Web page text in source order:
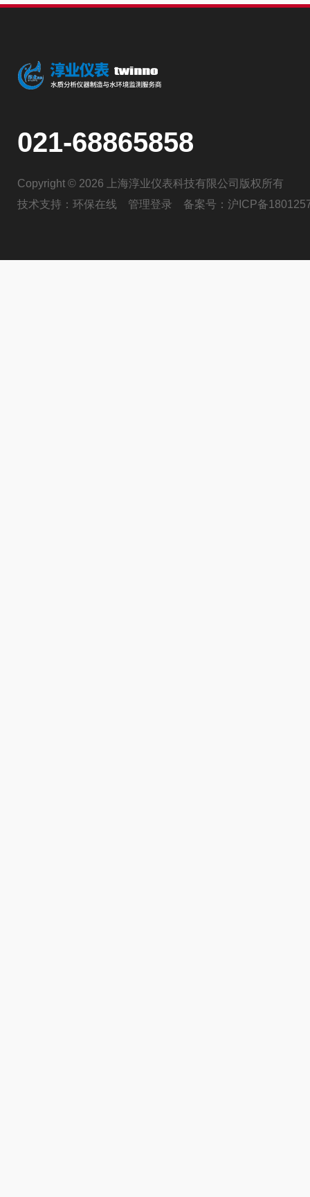
021-68865858
Copyright © 2026 上海淳业仪表科技有限公司版权所有
技术支持： 环保在线 管理登录 备案号： 沪ICP备